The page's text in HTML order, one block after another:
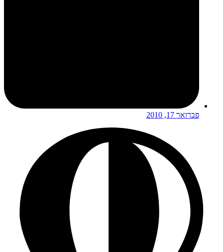
פברואר 17, 2010